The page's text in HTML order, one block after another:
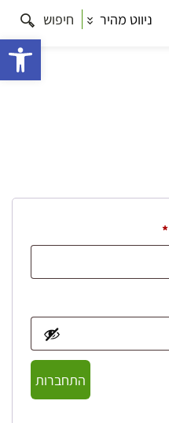
ניווט מהיר חיפוש
*חובה
התחברות